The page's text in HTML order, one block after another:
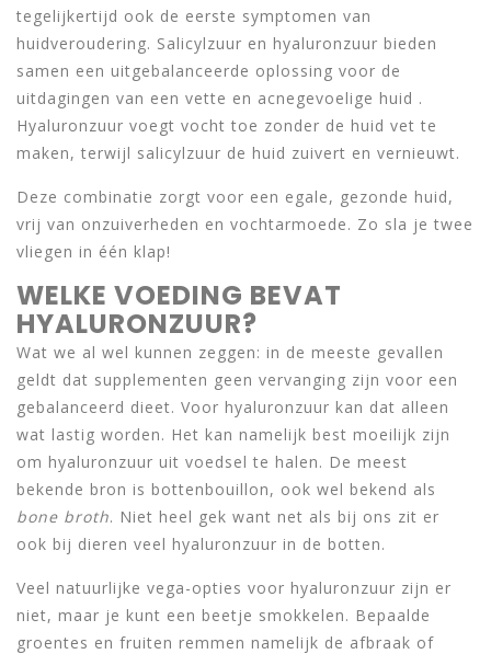
tegelijkertijd ook de eerste symptomen van
huidveroudering. Salicylzuur en hyaluronzuur bieden
samen een uitgebalanceerde oplossing voor de
uitdagingen van een vette en acnegevoelige huid .
Hyaluronzuur voegt vocht toe zonder de huid vet te
maken, terwijl salicylzuur de huid zuivert en vernieuwt.
Deze combinatie zorgt voor een egale, gezonde huid,
vrij van onzuiverheden en vochtarmoede. Zo sla je twee
vliegen in één klap!
WELKE VOEDING BEVAT
HYALURONZUUR?
Wat we al wel kunnen zeggen: in de meeste gevallen
geldt dat supplementen geen vervanging zijn voor een
gebalanceerd dieet. Voor hyaluronzuur kan dat alleen
wat lastig worden. Het kan namelijk best moeilijk zijn
om hyaluronzuur uit voedsel te halen. De meest
bekende bron is bottenbouillon, ook wel bekend als
bone broth. Niet heel gek want net als bij ons zit er
ook bij dieren veel hyaluronzuur in de botten.
Veel natuurlijke vega-opties voor hyaluronzuur zijn er
niet, maar je kunt een beetje smokkelen. Bepaalde
groentes en fruiten remmen namelijk de afbraak of